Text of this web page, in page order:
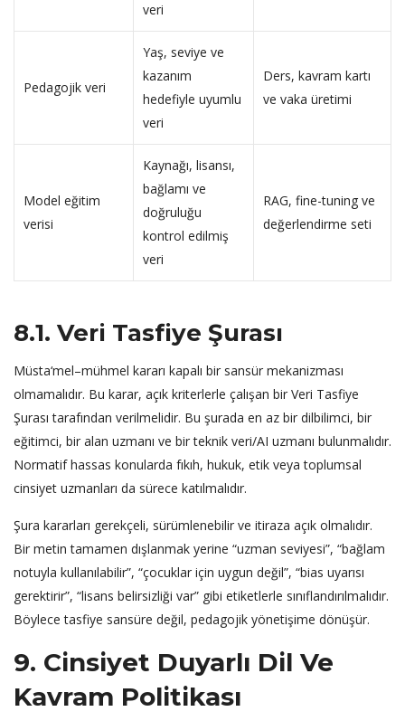
veri
Pedagojik veri
Yaş, seviye ve
kazanım
hedefiyle uyumlu
veri
Ders, kavram kartı
ve vaka üretimi
Model eğitim
verisi
Kaynağı, lisansı,
bağlamı ve
doğruluğu
kontrol edilmiş
veri
RAG, fine-tuning ve
değerlendirme seti
8.1. Veri Tasfiye Şurası
Müsta‘mel–mühmel kararı kapalı bir sansür mekanizması
olmamalıdır. Bu karar, açık kriterlerle çalışan bir Veri Tasfiye
Şurası tarafından verilmelidir. Bu şurada en az bir dilbilimci, bir
eğitimci, bir alan uzmanı ve bir teknik veri/AI uzmanı bulunmalıdır.
Normatif hassas konularda fıkıh, hukuk, etik veya toplumsal
cinsiyet uzmanları da sürece katılmalıdır.
Şura kararları gerekçeli, sürümlenebilir ve itiraza açık olmalıdır.
Bir metin tamamen dışlanmak yerine “uzman seviyesi”, “bağlam
notuyla kullanılabilir”, “çocuklar için uygun değil”, “bias uyarısı
gerektirir”, “lisans belirsizliği var” gibi etiketlerle sınıflandırılmalıdır.
Böylece tasfiye sansüre değil, pedagojik yönetişime dönüşür.
9. Cinsiyet Duyarlı Dil Ve
Kavram Politikası